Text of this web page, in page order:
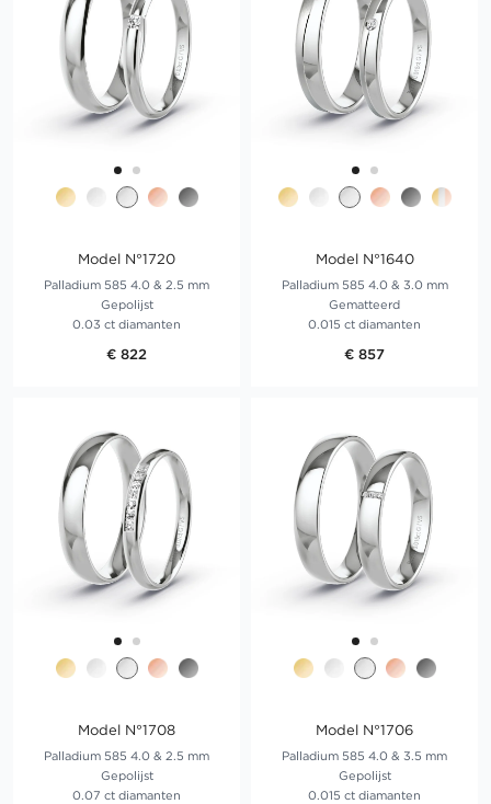
Model N°1720
Palladium 585 4.0 & 2.5 mm
Gepolijst
0.03 ct diamanten
€ 822
Model N°1640
Palladium 585 4.0 & 3.0 mm
Gematteerd
0.015 ct diamanten
€ 857
Model N°1708
Palladium 585 4.0 & 2.5 mm
Gepolijst
0.07 ct diamanten
Model N°1706
Palladium 585 4.0 & 3.5 mm
Gepolijst
0.015 ct diamanten